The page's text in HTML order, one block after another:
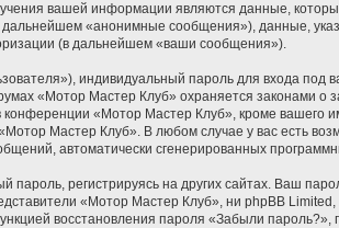
вашей информации являются данные,
«анонимные сообщения»), данные,
(в дальнейшем «ваши сообщения»).
индивидуальный пароль для входа под
«Мотор Мастер Клуб» охраняется законами о
«Мотор Мастер Клуб», кроме вашего
Мастер Клуб». В любом случае у вас есть
автоматически сгенерированных
регистрируясь на других сайтах. Ваш
«Мотор Мастер Клуб», ни phpBB Limited,
восстановления пароля «Забыли